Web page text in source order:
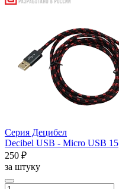
Серия Децибел
Decibel USB - Micro USB 15
250 ₽
за штуку